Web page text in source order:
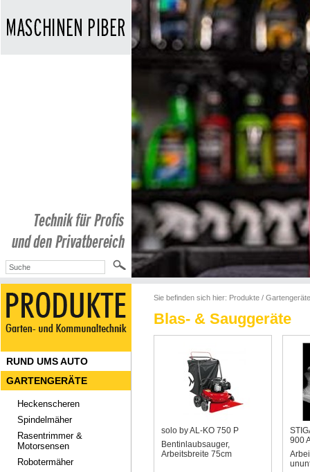
Sie befinden sich hier: Produkte / Gartengeräte
Blas- & Sauggeräte
solo by AL-KO 750 P
Bentinlaubsauger,
Arbeitsbreite 75cm
900
RUND UMS AUTO
GARTENGERÄTE
Heckenscheren
Spindelmäher
Rasentrimmer &
Motorsensen
Robotermäher